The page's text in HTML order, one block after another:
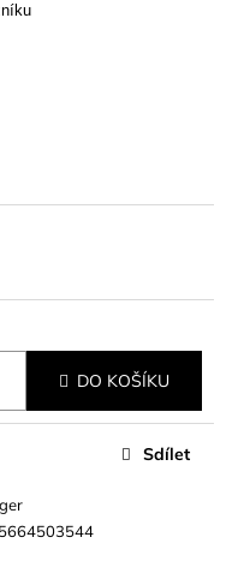
DO KOŠÍKU
Sdílet